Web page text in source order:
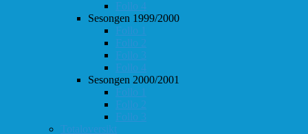
Follo 4
Sesongen 1999/2000
Follo 1
Follo 2
Follo 3
Follo 4
Sesongen 2000/2001
Follo 1
Follo 2
Follo 3
Totaloversikt